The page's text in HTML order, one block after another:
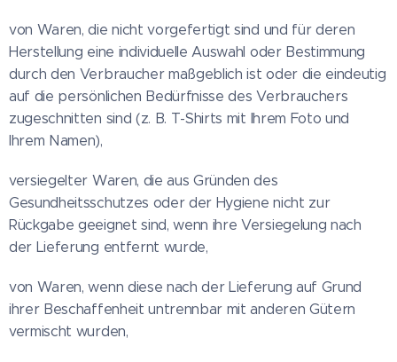
von Waren, die nicht vorgefertigt sind und für deren
Herstellung eine individuelle Auswahl oder Bestimmung
durch den Verbraucher maßgeblich ist oder die eindeutig
auf die persönlichen Bedürfnisse des Verbrauchers
zugeschnitten sind (z. B. T-Shirts mit Ihrem Foto und
Ihrem Namen),
versiegelter Waren, die aus Gründen des
Gesundheitsschutzes oder der Hygiene nicht zur
Rückgabe geeignet sind, wenn ihre Versiegelung nach
der Lieferung entfernt wurde,
von Waren, wenn diese nach der Lieferung auf Grund
ihrer Beschaffenheit untrennbar mit anderen Gütern
vermischt wurden,